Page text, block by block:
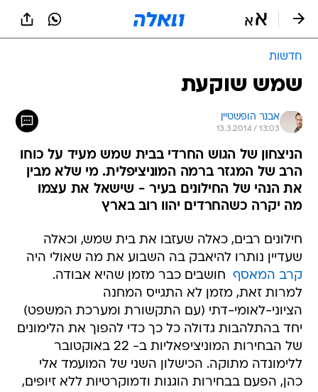
חדשות
שמש שוקעת
אבנר הופשטיין
13.3.2014 / 13:03
הניצחון של הגוש החרדי בבית שמש מעיד על כוחו
הרב של המגזר ברמה המוניציפלית. מי שלא מבין
את הנהי של החילונים בעיר - שישאל את עצמו
מה יקרה כשהחרדים יהוו רוב בארץ
חילונים רבים, כאלה שעזבו את בית שמש, וכאלה
שעדיין נותרו להיאבק בה השבוע את מה שאולי היה
קרב המאסף  חושבים כבר מזמן שהיא אבודה.
למרות זאת, מזמן לא התגייס המחנה
הציוני-לאומי-דתי (עם התקשורת ומערכת המשפט)
יחד בהתלהבות גדולה כל כך כדי להפוך את הלימונים
של הבחירות המוניציפאליות ב- 22 באוקטובר
ללימונדה מתוקה. הכישלון השני של המועמד אלי
כהן, הפעם בבחירות הוגנות ודמוקרטיות ללא זיופים,